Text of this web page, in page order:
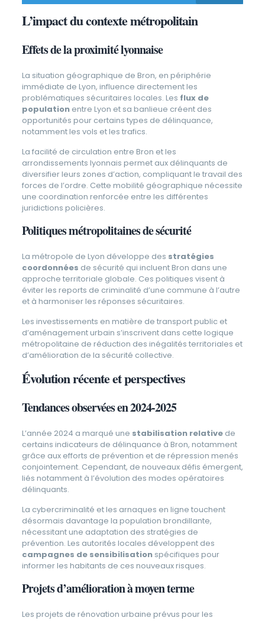
L’impact du contexte métropolitain
Effets de la proximité lyonnaise
La situation géographique de Bron, en périphérie
immédiate de Lyon, influence directement les
problématiques sécuritaires locales. Les flux de
populationentre Lyon et sa banlieue créent des
opportunités pour certains types de délinquance,
notamment les vols et les trafics.
La facilité de circulation entre Bron et les
arrondissements lyonnais permet aux délinquants de
diversifier leurs zones d’action, compliquant le travail des
forces de l’ordre. Cette mobilité géographique nécessite
une coordination renforcée entre les différentes
juridictions policières.
Politiques métropolitaines de sécurité
La métropole de Lyon développe des stratégies
coordonnées de sécurité qui incluent Bron dans une
approche territoriale globale. Ces politiques visent à
éviter les reports de criminalité d’une commune à l’autre
et à harmoniser les réponses sécuritaires.
Les investissements en matière de transport public et
d’aménagement urbain s’inscrivent dans cette logique
métropolitaine de réduction des inégalités territoriales et
d’amélioration de la sécurité collective.
Évolution récente et perspectives
Tendances observées en 2024-2025
L’année 2024 a marqué une stabilisation relativede
certains indicateurs de délinquance à Bron, notamment
grâce aux efforts de prévention et de répression menés
conjointement. Cependant, de nouveaux défis émergent,
liés notamment à l’évolution des modes opératoires
délinquants.
La cybercriminalité et les arnaques en ligne touchent
désormais davantage la population brondillante,
nécessitant une adaptation des stratégies de
prévention. Les autorités locales développent des
campagnes de sensibilisationspécifiques pour
informer les habitants de ces nouveaux risques.
Projets d’amélioration à moyen terme
Les projets de rénovation urbaine prévus pour les